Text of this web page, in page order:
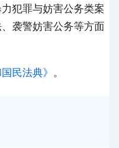
犯罪与妨害公务类案
袭警妨害公务等方面
民法典》 。